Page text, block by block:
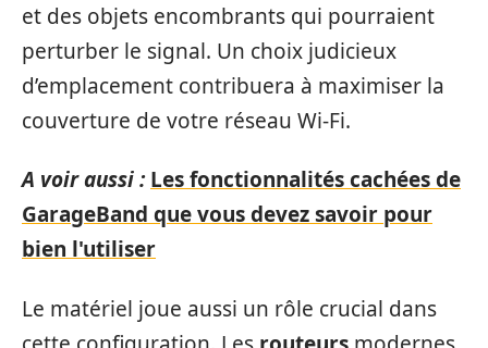
et des objets encombrants qui pourraient
perturber le signal. Un choix judicieux
d’emplacement contribuera à maximiser la
couverture de votre réseau Wi-Fi.
A voir aussi : Les fonctionnalités cachées de
GarageBand que vous devez savoir pour
bien l'utiliser
Le matériel joue aussi un rôle crucial dans